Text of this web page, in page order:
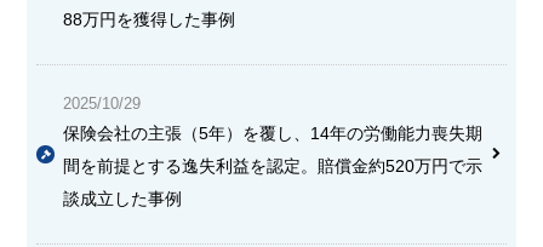
88万円を獲得した事例
2025/10/29
保険会社の主張（5年）を覆し、14年の労働能力喪失期
間を前提とする逸失利益を認定。賠償金約520万円で示
談成立した事例